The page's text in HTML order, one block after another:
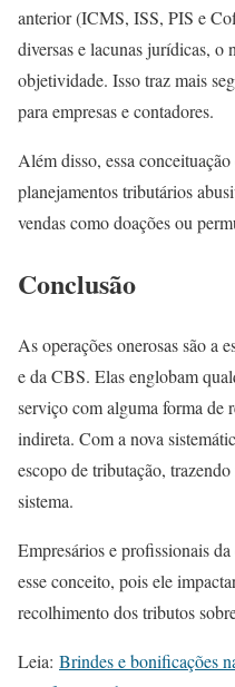
anterior (ICMS, ISS, PIS e
diversas e lacunas jurídicas, o
objetividade. Isso traz mais
para empresas e contadores.
Além disso, essa
planejamentos tributários
vendas como doações ou
Conclusão
As operações onerosas são a
e da CBS. Elas englobam
serviço com alguma forma de
indireta. Com a nova
escopo de tributação,
sistema.
Empresários e profissionais
esse conceito, pois ele
recolhimento dos tributos
Leia: Brindes e bonificações